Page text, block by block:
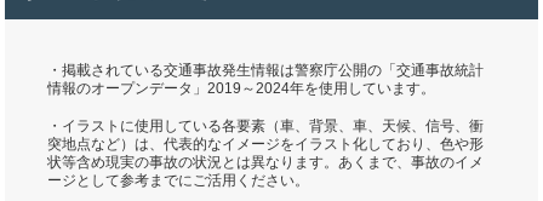
・掲載されている交通事故発生情報は警察庁公開の「交通事故統計
情報のオープンデータ」2019～2024年を使用しています。
・イラストに使用している各要素（車、背景、車、天候、信号、衝
突地点など）は、代表的なイメージをイラスト化しており、色や形
状等含め現実の事故の状況とは異なります。あくまで、事故のイメ
ージとして参考までにご活用ください。